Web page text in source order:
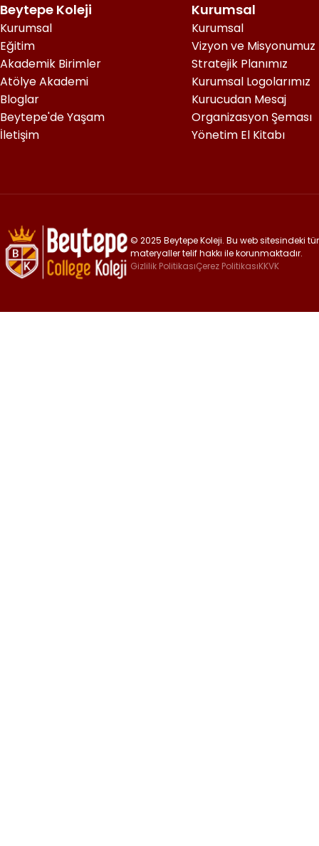
Beytepe Koleji
Kurumsal
Eğitim
Akademik Birimler
Atölye Akademi
Bloglar
Beytepe'de Yaşam
İletişim
Kurumsal
Kurumsal
Vizyon ve Misyonumuz
Stratejik Planımız
Kurumsal Logolarımız
Kurucudan Mesaj
Organizasyon Şeması
Yönetim El Kitabı
© 2025 Beytepe Koleji. Bu web sitesindeki
materyaller telif hakkı ile korunmaktadır.
Gizlilik PolitikasıÇerez PolitikasıKKVK